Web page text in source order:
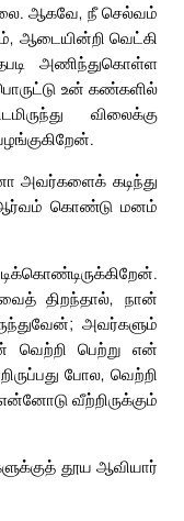
ஆகவே, நீ செல்வம்
ஆடையின்றி வெட்கி
அணிந்துகொள்ள
உன் கண்களில்
விலைக்கு
அவர்களைக் கடிந்து
ஆர்வம் கொண்டு மனம்
திறந்தால், நான்
அவர்களும்
வெற்றி பெற்று என்
போல, வெற்றி
வீற்றிருக்கும்
தூய ஆவியார்